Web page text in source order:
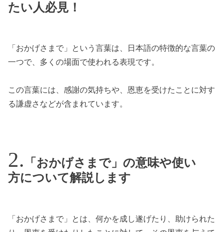
たい人必見！
「おかげさまで」という言葉は、日本語の特徴的な言葉の
一つで、多くの場面で使われる表現です。
この言葉には、感謝の気持ちや、恩恵を受けたことに対す
る謙虚さなどが含まれています。
「おかげさまで」の意味や使い
方について解説します
「おかげさまで」とは、何かを成し遂げたり、助けられた